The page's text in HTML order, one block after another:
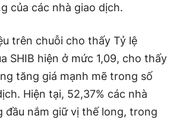
của các nhà giao dịch.
trên chuỗi cho thấy Tỷ lệ
SHIB hiện ở mức 1,09, cho thấy
tăng giá mạnh mẽ trong số
Hiện tại, 52,37% các nhà
đầu nắm giữ vị thế long, trong